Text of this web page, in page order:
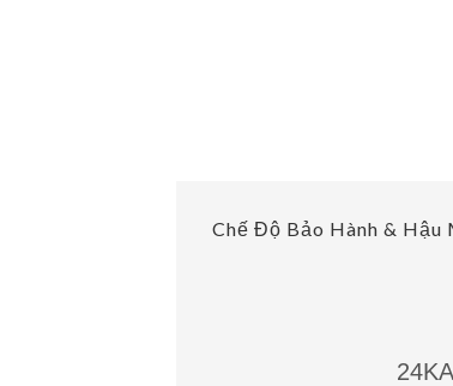
Chế Độ Bảo Hành & Hậu